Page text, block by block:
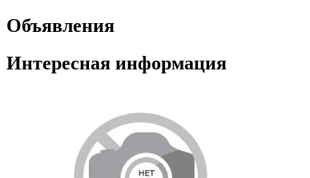
Объявления
Интересная информация